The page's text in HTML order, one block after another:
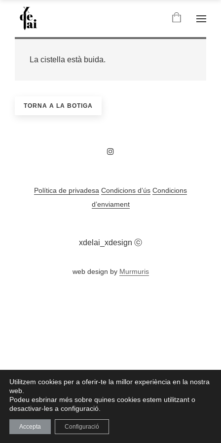
La cistella està buida.
TORNA A LA BOTIGA
Política de privadesa Condicions d’ús Condicions
d’enviament
xdelai_xdesign ⓒ
web design by Murmuris
Utilitzem cookies per a oferir-te la millor experiència en la nostra
web.
Podeu esbrinar més sobre quines cookies estem utilitzant o
desactivar-les a configuració.
Accepta Configuració